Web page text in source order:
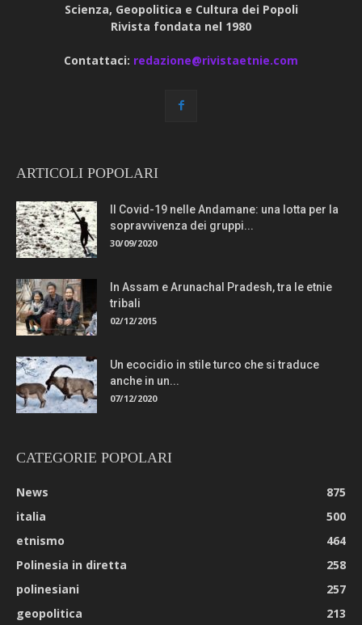
Scienza, Geopolitica e Cultura dei Popoli
Rivista fondata nel 1980
Contattaci: redazione@rivistaetnie.com
ARTICOLI POPOLARI
Il Covid-19 nelle Andamane: una lotta per la
sopravvivenza dei gruppi...
30/09/2020
In Assam e Arunachal Pradesh, tra le etnie
tribali
02/12/2015
Un ecocidio in stile turco che si traduce
anche in un...
07/12/2020
CATEGORIE POPOLARI
News
875
italia
500
etnismo
464
Polinesia in diretta
258
polinesiani
257
geopolitica
213